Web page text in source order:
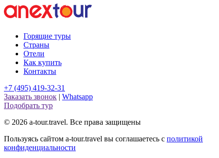
Горящие туры
Страны
Отели
Как купить
Контакты
+7 (495) 419-32-31
Заказать звонок | Whatsapp
Подобрать тур
© 2026 a-tour.travel. Все права защищены
Пользуясь сайтом a-tour.travel вы соглашаетесь с политикой
конфиденциальности